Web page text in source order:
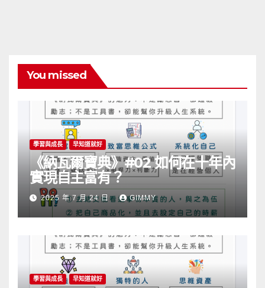
You missed
學習與成長 早知道就好
《納瓦爾寶典》#02 如何在十年內
實現自主富有？
2025 年 7 月 24 日 GIMMY
學習與成長 早知道就好